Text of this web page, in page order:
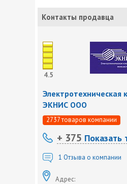
Контакты продавца
4.5
Электротехническая
ЭКНИС ООО
2737 товаров компании
+ 375
1 Отзыва о компании
Адрес: